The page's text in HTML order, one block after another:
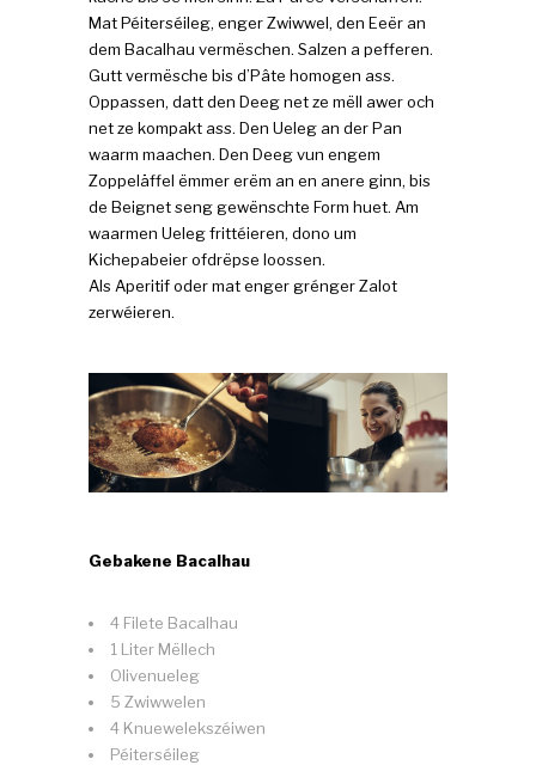
Mat Péiterséileg, enger Zwiwwel, den Eeër an
dem Bacalhau vermëschen. Salzen a pefferen.
Gutt vermësche bis d’Pâte homogen ass.
Oppassen, datt den Deeg net ze mëll awer och
net ze kompakt ass. Den Ueleg an der Pan
waarm maachen. Den Deeg vun engem
Zoppeläffel ëmmer erëm an en anere ginn, bis
de Beignet seng gewënschte Form huet. Am
waarmen Ueleg frittéieren, dono um
Kichepabeier ofdrëpse loossen.
Als Aperitif oder mat enger grénger Zalot
zerwéieren.
Gebakene Bacalhau
4 Filete Bacalhau
1 Liter Mëllech
Olivenueleg
5 Zwiwwelen
4 Knuewelekszéiwen
Péiterséileg